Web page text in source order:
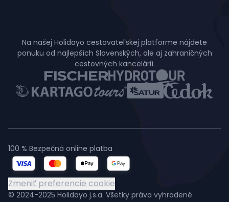
Na našej Holidayo cestovateľskej platforme nájdete
ponuku od najlepších Slovenských, ale aj zahraničných
cestovných kancelárií.
© 2024-2025 Holidayo j.s.a. Všetky práva vyhradené
100 % Bezpečná online platba
Zmeniť preferencie cookie